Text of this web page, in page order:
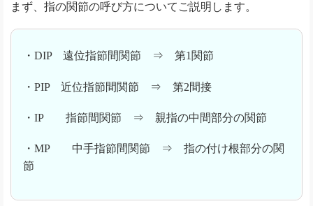
まず、指の関節の呼び方についてご説明します。
・DIP 遠位指節間関節 ⇒ 第1関節
・PIP 近位指節間関節 ⇒ 第2間接
・IP 指節間関節 ⇒ 親指の中間部分の関節
・MP 中手指節間関節 ⇒ 指の付け根部分の関
節